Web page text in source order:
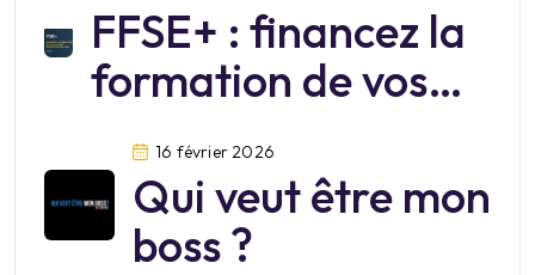
FFSE+ : financez la
formation de vos
salariés jusqu’au 30
juin 2026
16 février 2026
Qui veut être mon
boss ?